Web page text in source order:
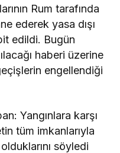
Rum tarafında
ederek yasa dışı
edildi. Bugün
haberi üzerine
engellendiği
Yangınlara karşı
tüm imkanlarıyla
olduklarını söyledi